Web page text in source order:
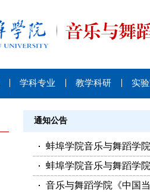
学科专业 教学科研 实
通知公告
蚌埠学院音乐与舞蹈学
蚌埠学院音乐与舞蹈学
音乐与舞蹈学院《中国